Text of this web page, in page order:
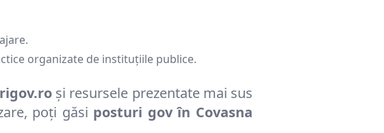
organizate de instituțiile publice.
și resursele prezentate mai sus
poți găsi posturi gov în Covasna